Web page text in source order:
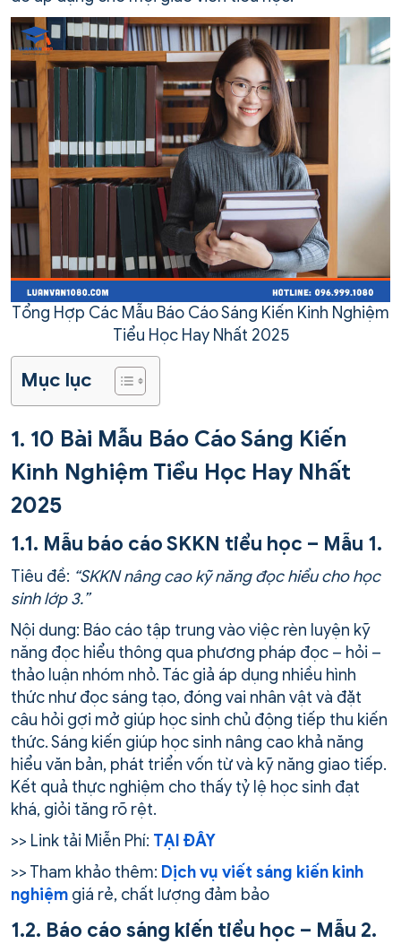
Tổng Hợp Các Mẫu Báo Cáo Sáng Kiến Kinh Nghiệm
Tiểu Học Hay Nhất 2025
Mục lục
1. 10 Bài Mẫu Báo Cáo Sáng Kiến
Kinh Nghiệm Tiểu Học Hay Nhất
2025
1.1. Mẫu báo cáo SKKN tiểu học – Mẫu 1.
Tiêu đề: “SKKN nâng cao kỹ năng đọc hiểu cho học
sinh lớp 3.”
Nội dung: Báo cáo tập trung vào việc rèn luyện kỹ
năng đọc hiểu thông qua phương pháp đọc – hỏi –
thảo luận nhóm nhỏ. Tác giả áp dụng nhiều hình
thức như đọc sáng tạo, đóng vai nhân vật và đặt
câu hỏi gợi mở giúp học sinh chủ động tiếp thu kiến
thức. Sáng kiến giúp học sinh nâng cao khả năng
hiểu văn bản, phát triển vốn từ và kỹ năng giao tiếp.
Kết quả thực nghiệm cho thấy tỷ lệ học sinh đạt
khá, giỏi tăng rõ rệt.
>> Link tải Miễn Phí: TẠI ĐÂY
>> Tham khảo thêm: Dịch vụ viết sáng kiến kinh
nghiệm giá rẻ, chất lượng đảm bảo
1.2. Báo cáo sáng kiến tiểu học – Mẫu 2.